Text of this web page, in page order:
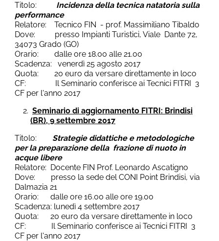
Titolo: Incidenza della tecnica natatoria sulla
performance
Relatore: Tecnico FIN - prof. Massimiliano Tibaldo
Dove: presso Impianti Turistici, Viale Dante 72,
34073 Grado (GO)
Orario: dalle ore 18.00 alle 21.00
Scadenza: venerdì 25 agosto 2017
Quota: 20 euro da versare direttamente in loco
CF: Il Seminario conferisce ai Tecnici FITRI 3
CF per l'anno 2017
Seminario di aggiornamento FITRI: Brindisi
(BR), 9 settembre 2017
Titolo: Strategie didattiche e metodologiche
per la preparazione della frazione di nuoto in
acque libere
Relatore: Docente FIN Prof. Leonardo Ascatigno
Dove: presso la sede del CONI Point Brindisi, via
Dalmazia 21
Orario: dalle ore 16.00 alle ore 19.00
Scadenza: lunedì 4 settembre 2017
Quota: 20 euro da versare direttamente in loco
CF: Il Seminario conferisce ai Tecnici FITRI 3
CF per l'anno 2017